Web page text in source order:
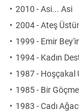
2010 - Asi... Asi
2004 - Ateş
1999 - Emir
1994 - Kadın
1987 - Hoşçakal
1985 - Bir
1983 - Cadı